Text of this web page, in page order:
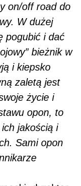
on/off road do
W dużej
pogubić i dać
bieżnik w
i kiepsko
zaletą jest
życie i
opon, to
jakością i
Sami opon